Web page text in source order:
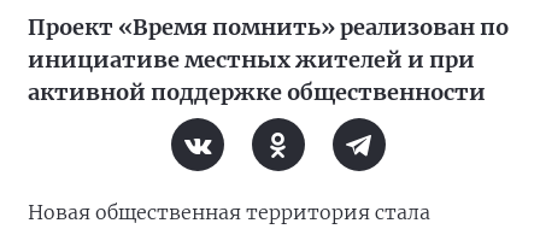
Проект «Время помнить» реализован по
инициативе местных жителей и при
активной поддержке общественности
Новая общественная территория стала